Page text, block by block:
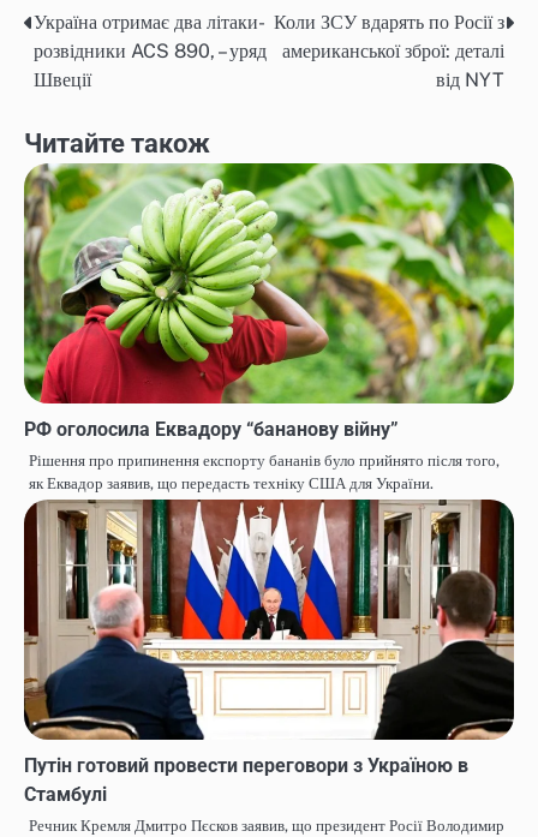
Навігація
записів
Україна отримає два літаки-
розвідники ACS 890, – уряд
Швеції
Коли ЗСУ вдарять по Росії з
американської зброї: деталі
від NYT
Читайте також
РФ оголосила Еквадору “бананову війну”
Рішення про припинення експорту бананів було прийнято після того,
як Еквадор заявив, що передасть техніку США для України.
Путін готовий провести переговори з Україною в
Стамбулі
Речник Кремля Дмитро Пєсков заявив, що президент Росії Володимир